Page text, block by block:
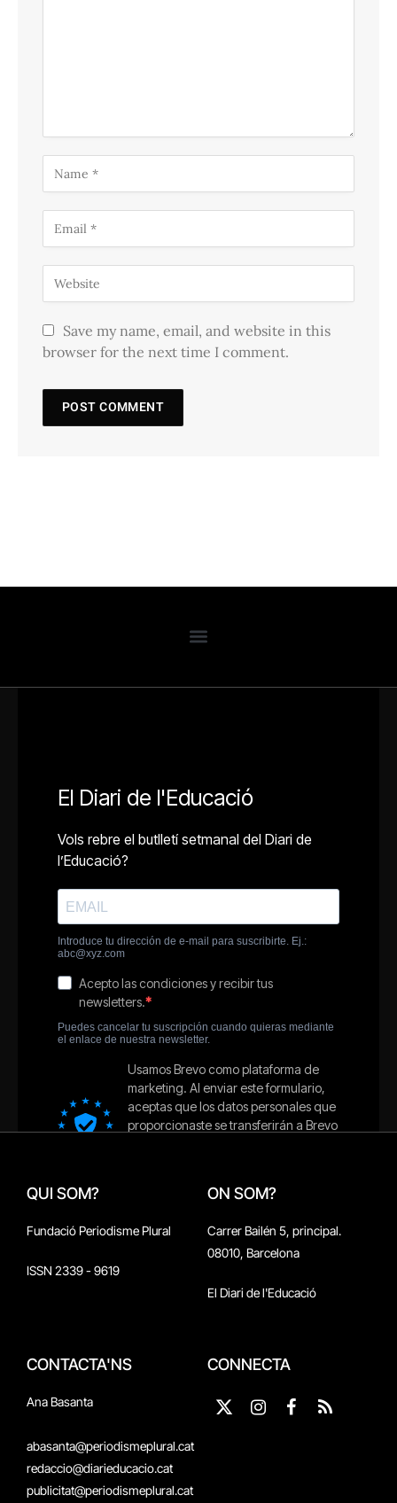
Save my name, email, and website in this
browser for the next time I comment.
QUI SOM?
Fundació Periodisme Plural
ISSN 2339 - 9619
ON SOM?
Carrer Bailén 5, principal.
08010, Barcelona
El Diari de l'Educació
CONTACTA'NS
Ana Basanta
abasanta@periodismeplural.cat
redaccio@diarieducacio.cat
publicitat@periodismeplural.cat
CONNECTA
X
Instagram
Facebook
RSS